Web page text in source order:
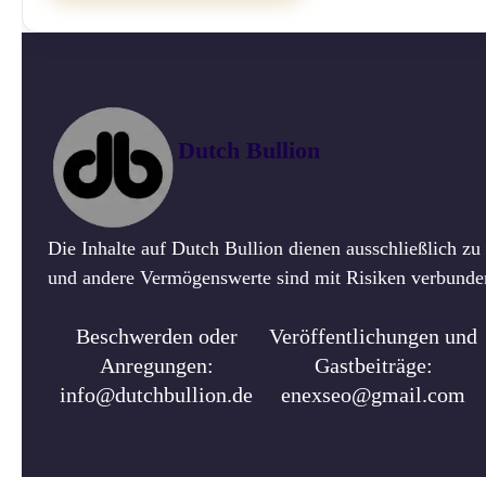
Dutch Bullion
Die Inhalte auf Dutch Bullion dienen ausschließlich
und andere Vermögenswerte sind mit Risiken
Beschwerden oder
Anregungen:
info@dutchbullion.de
Veröffentlichungen und
Gastbeiträge:
enexseo@gmail.com